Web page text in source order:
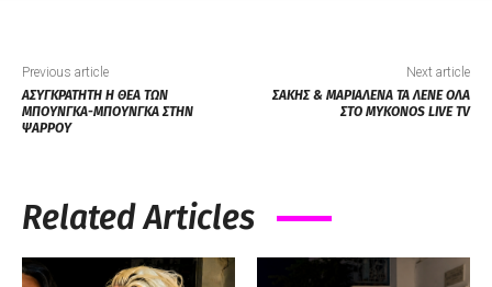
Previous article
ΑΣΥΓΚΡΑΤΗΤΗ Η ΘΕΑ ΤΩΝ
ΜΠΟΥΝΓΚΑ-ΜΠΟΥΝΓΚΑ ΣΤΗΝ
ΨΑΡΡΟΥ
Next article
ΣΑΚΗΣ & ΜΑΡΙΑΛΕΝΑ ΤΑ ΛΕΝΕ ΟΛΑ
ΣΤΟ MYKONOS LIVE TV
Related Articles